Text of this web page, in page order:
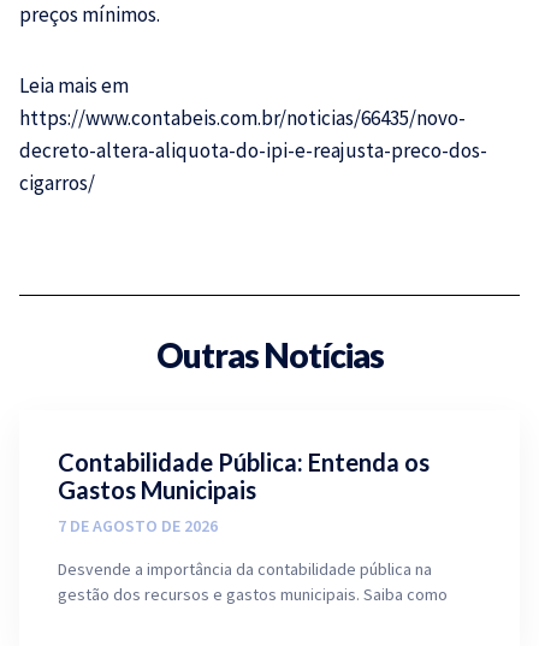
preços mínimos.
Leia mais em
https://www.contabeis.com.br/noticias/66435/novo-
decreto-altera-aliquota-do-ipi-e-reajusta-preco-dos-
cigarros/
Outras Notícias
Contabilidade Pública: Entenda os
Gastos Municipais
7 DE AGOSTO DE 2026
Desvende a importância da contabilidade pública na
gestão dos recursos e gastos municipais. Saiba como